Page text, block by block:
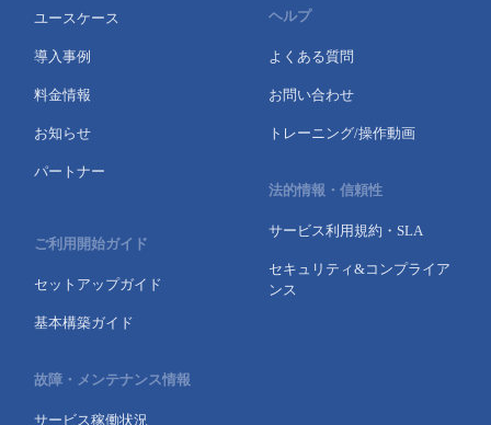
ユースケース
導入事例
料金情報
お知らせ
パートナー
ご利用開始ガイド
セットアップガイド
基本構築ガイド
故障・メンテナンス情報
サービス稼働状況
ヘルプ
よくある質問
お問い合わせ
トレーニング/操作動画
法的情報・信頼性
サービス利用規約・SLA
セキュリティ&コンプライア
ンス